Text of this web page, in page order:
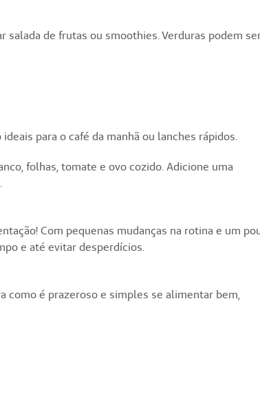
salada de frutas ou smoothies. Verduras podem
para o café da manhã ou lanches rápidos.
folhas, tomate e ovo cozido. Adicione uma
Com pequenas mudanças na rotina e um
e até evitar desperdícios.
como é prazeroso e simples se alimentar bem,